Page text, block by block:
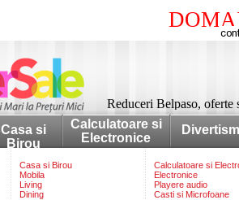
Reduceri Belpaso, oferte
Casa si
Birou
Calculatoare si
Electronice
Casa si Birou
Mobila
Living
Dining
Calculatoare si
Electronice
Playere audio
Casti si Microfoane